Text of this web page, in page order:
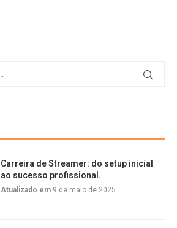
Carreira de Streamer: do setup inicial
ao sucesso profissional.
Atualizado em 9 de maio de 2025